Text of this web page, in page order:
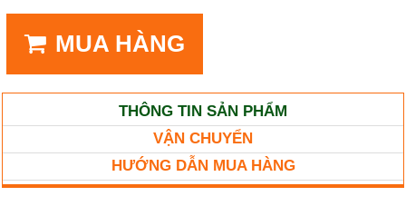
MUA HÀNG
THÔNG TIN SẢN PHẨM
VẬN CHUYỂN
HƯỚNG DẪN MUA HÀNG